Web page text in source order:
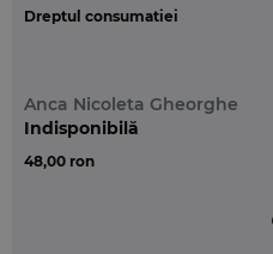
Dreptul consumatiei
Anca Nicoleta Gheorghe
48,00 ron
Indisponibilă